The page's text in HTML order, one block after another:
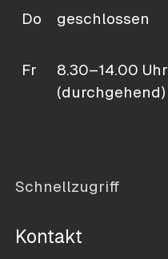
Do
geschlossen
Fr
8.30–14.00 Uhr
(durchgehend)
Schnellzugriff
Kontakt